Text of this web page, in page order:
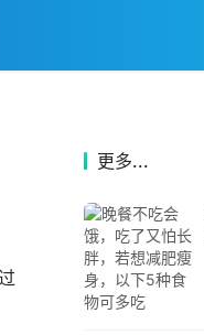
更多...